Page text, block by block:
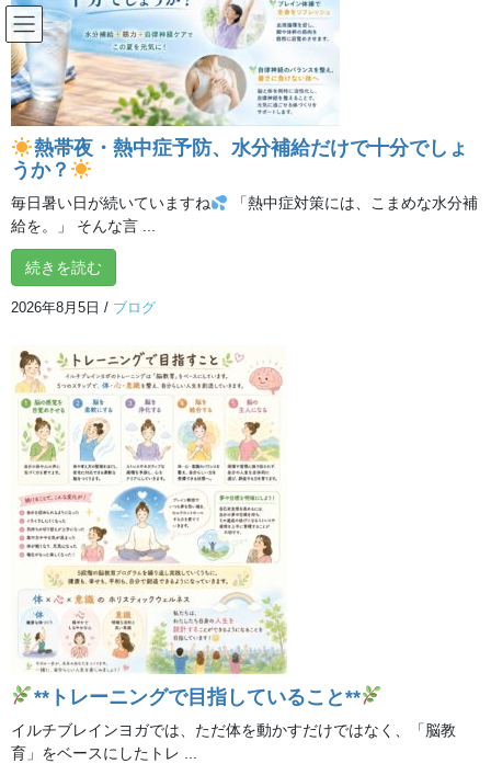
コ
ン
テ
ン
ツ
へ
ス
ッ
プ
ナ
ビ
ゲ
ー
シ
ョ
ン
移
動
ブログ
HOME ブログ
2020年3月4日 / 最終更新日時 :
タジオ
ブログ
【おすすめ体操】 一石三鳥！揺ら
すストレッチ
「揺らすストレッチ」で緊張緩和、ダイエット、スタイルアッ
プ！
ストレッチにおいて、力を抜くことは極めて重要です。
脱力をすることで、筋肉が伸びやすくなります。
逆に余計な力が入っていると、筋肉を伸ばした後に反発して縮み
やすくなってしまいます。
ストレッチの際に力を抜く効果的な方法は、
ほぐしたい場所をゆらゆらと揺らすことです。
軽く振ってあげると、不思議なことに力がすっと抜けていきま
す。
また、呼吸も大切です。
ゆったりと息を吐きながらストレッチをすると、
熱帯夜・熱中症予防、水分補給だけで十分でしょ
うか？
毎日暑い日が続いていますね
「熱中症対策には、こまめな水分補
給を。」 そんな言 ...
続きを読む
2026年8月5日 / ブログ
**トレーニングで目指していること**
イルチブレインヨガでは、ただ体を動かすだけではなく、「脳教
育」をベースにしたトレ ...